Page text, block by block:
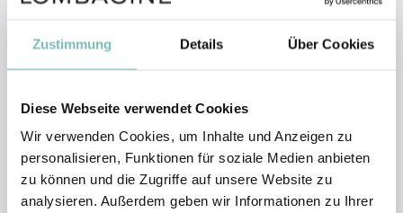
Zustimmung Details Über Cookies
Diese Webseite verwendet Cookies
Wir verwenden Cookies, um Inhalte und Anzeigen zu
personalisieren, Funktionen für soziale Medien anbieten
zu können und die Zugriffe auf unsere Website zu
analysieren. Außerdem geben wir Informationen zu Ihrer
der Haut, die durch Einwirkung äußerer Reize
Ausschüttung von Signalstoffen auslösen.
Missempfindungen lassen innerhalb weniger
Zusätzlich fördert BIOSACCHARIDE GUM-1 die
Erneuerung und Restrukturierung der
Oberhaut (Epidermis) sowie die Regeneration
der schützenden Hautbarriere.